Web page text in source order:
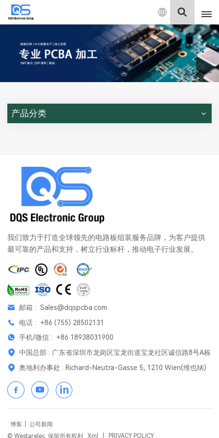
中
文
English
中文
Deutsch
产品分类
我们致力于打造全球领先的电路板组装服务品牌，为客户提供
最可靠的产品和支持，树立行业标杆，推动电子行业发展。
邮箱 : Sales@dqspcba.com
电话 : +86 (755) 28502131
手机/微信 : +86 18938031900
中国总部 : 广东省深圳市龙岗区宝龙街道宝龙社区诚信路8号A栋
奥地利办事处 : Richard-Neutra-Gasse 5, 1210 Wien(维也纳)
博客
公司新闻
© Westarelec. 保留所有权利
Xml PRIVACY POLICY